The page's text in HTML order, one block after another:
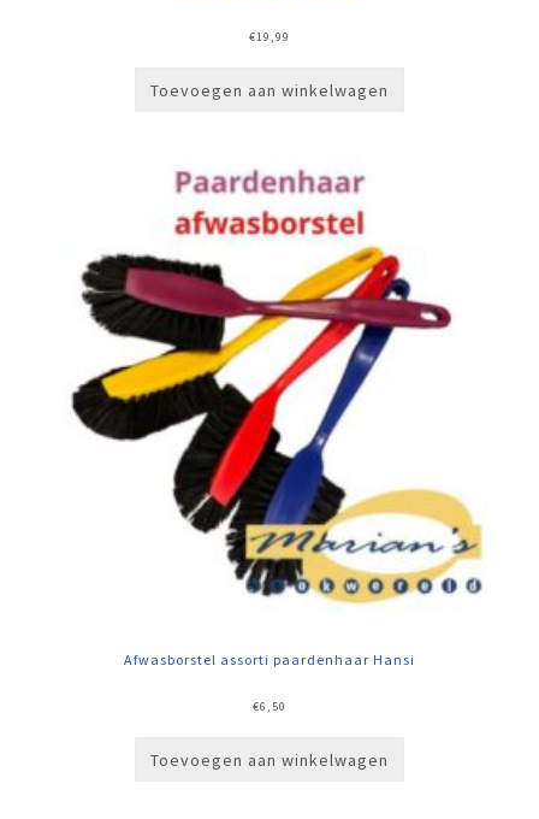
€19,99
Toevoegen aan winkelwagen
Afwasborstel assorti paardenhaar Hansi
€6,50
Toevoegen aan winkelwagen